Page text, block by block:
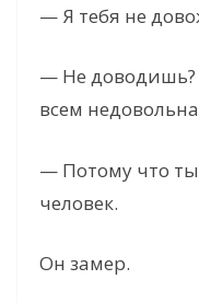
— Я тебя не
— Не доводишь?
всем
— Потому что ты
человек.
Он замер.